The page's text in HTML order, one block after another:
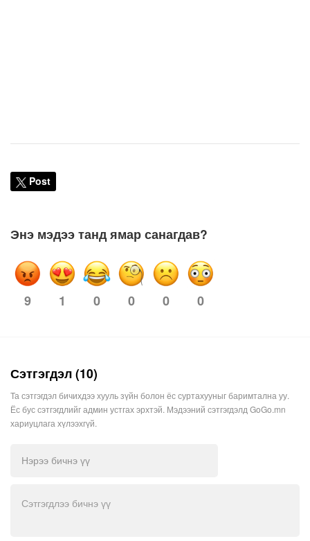
Post
Энэ мэдээ танд ямар санагдав?
9 1 0 0 0 0
Сэтгэгдэл (10)
Та сэтгэгдэл бичихдээ хууль зүйн болон ёс суртахууныг баримтална уу.
Ёс бус сэтгэгдлийг админ устгах эрхтэй. Мэдээний сэтгэгдэлд GoGo.mn
хариуцлага хүлээхгүй.